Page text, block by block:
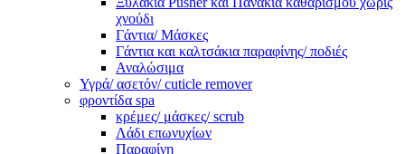
χνούδι
Γάντια/ Μάσκες
Γάντια και καλτσάκια παραφίνης/ ποδιές
Αναλώσιμα
Υγρά/ ασετόν/ cuticle remover
φροντίδα spa
κρέμες/ μάσκες/ scrub
Λάδι επωνυχίων
Παραφίνη